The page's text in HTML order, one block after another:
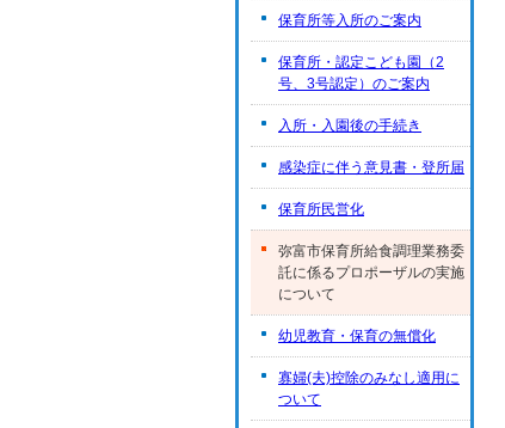
保育所等入所のご案内
保育所・認定こども園（2
号、3号認定）のご案内
入所・入園後の手続き
感染症に伴う意見書・登所届
保育所民営化
弥富市保育所給食調理業務委
託に係るプロポーザルの実施
について
幼児教育・保育の無償化
寡婦(夫)控除のみなし適用に
ついて